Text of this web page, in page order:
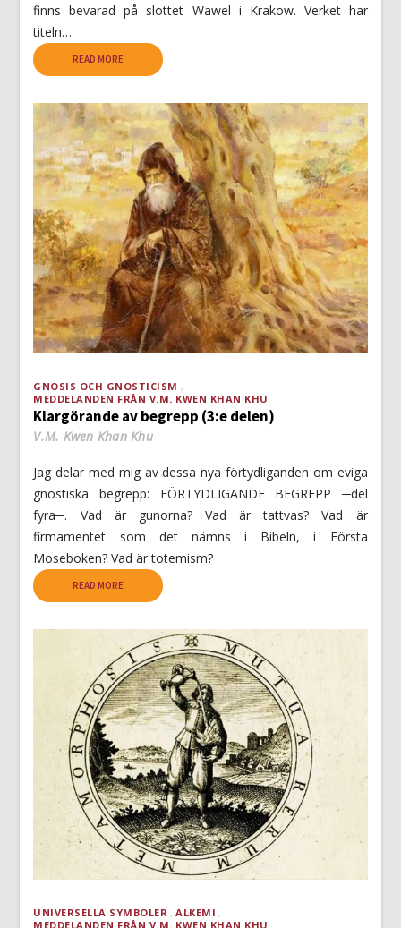
finns bevarad på slottet Wawel i Krakow. Verket har
titeln…
READ MORE
GNOSIS OCH GNOSTICISM
MEDDELANDEN FRÅN V.M. KWEN KHAN KHU
Klargörande av begrepp (3:e delen)
V.M. Kwen Khan Khu
Jag delar med mig av dessa nya förtydliganden om eviga
gnostiska begrepp: FÖRTYDLIGANDE BEGREPP ─del
fyra─. Vad är gunorna? Vad är tattvas? Vad är
firmamentet som det nämns i Bibeln, i Första
Moseboken? Vad är totemism?
READ MORE
UNIVERSELLA SYMBOLER
ALKEMI
MEDDELANDEN FRÅN V.M. KWEN KHAN KHU